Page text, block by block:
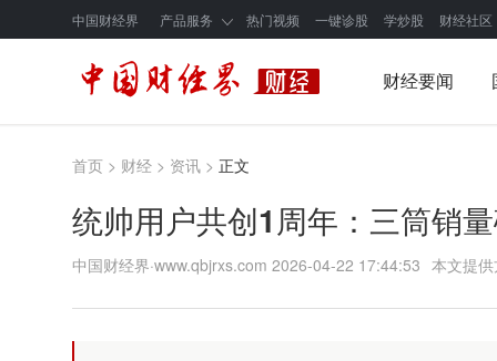
中国财经界 产品服务 热门视频 一键诊股 学炒股 财经社区
财经要闻
首页 > 财经 > 资讯 > 正文
统帅用户共创1周年：三筒销
中国财经界·www.qbjrxs.com 2026-04-22 17:44:53 本文提